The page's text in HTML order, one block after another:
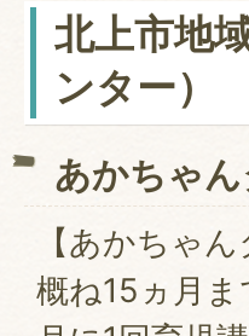
北上市地
ンター）
あかちゃ
【あかちゃん
概ね15ヵ月